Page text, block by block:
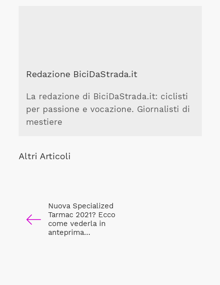
Redazione BiciDaStrada.it
La redazione di BiciDaStrada.it: ciclisti
per passione e vocazione. Giornalisti di
mestiere
Altri Articoli
Nuova Specialized
Tarmac 2021? Ecco
come vederla in
anteprima…